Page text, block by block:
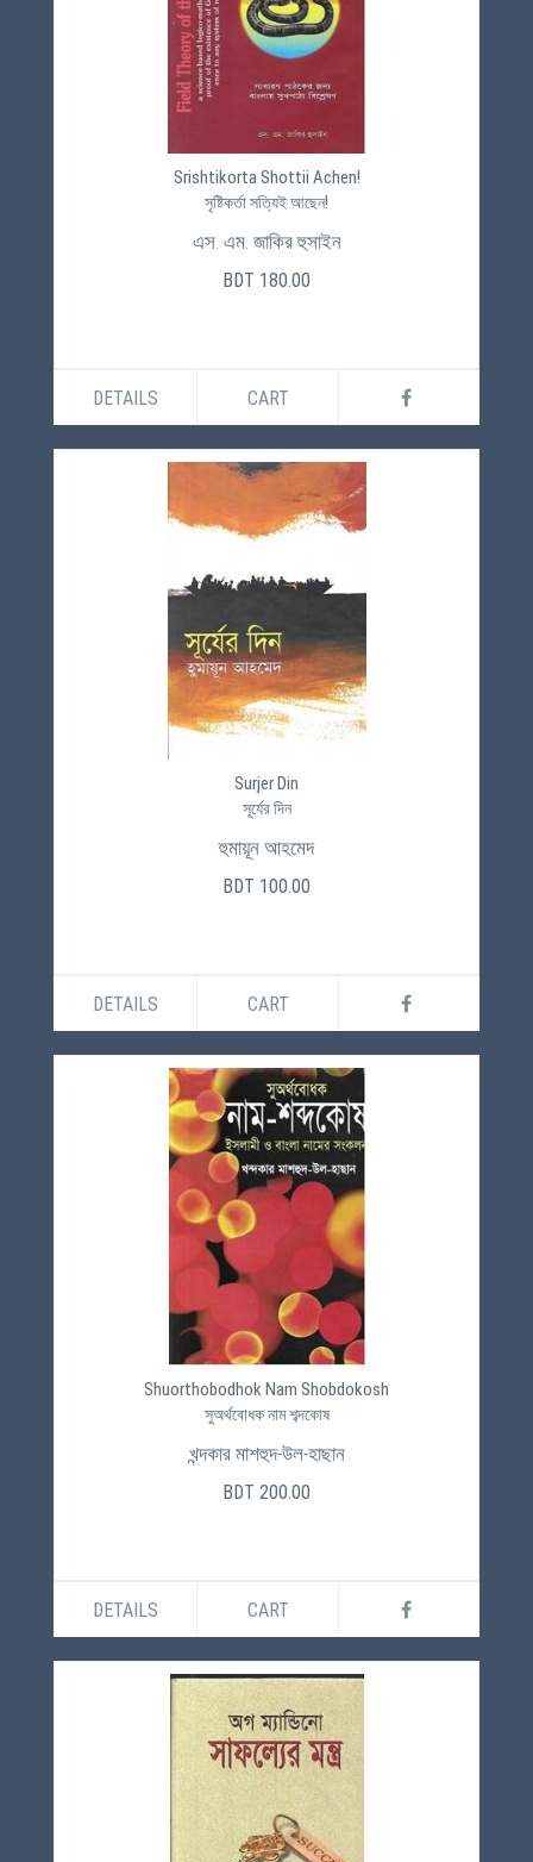
Srishtikorta Shottii Achen!
সৃষ্টিকর্তা সত্যিই আছেন!
এস. এম. জাকির হুসাইন
BDT 180.00
DETAILS CART
Surjer Din
সূর্যের দিন
হুমায়ূন আহমেদ
BDT 100.00
DETAILS CART
Shuorthobodhok Nam Shobdokosh
সুঅর্থবোধক নাম শব্দকোষ
খন্দকার মাশহুদ-উল-হাছান
BDT 200.00
DETAILS CART